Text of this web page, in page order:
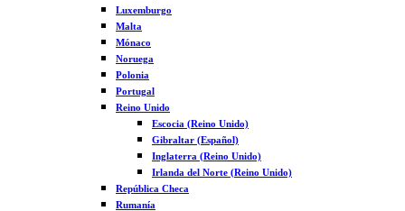
Luxemburgo
Malta
Mónaco
Noruega
Polonia
Portugal
Reino Unido
Escocia (Reino Unido)
Gibraltar (Español)
Inglaterra (Reino Unido)
Irlanda del Norte (Reino Unido)
República Checa
Rumanía